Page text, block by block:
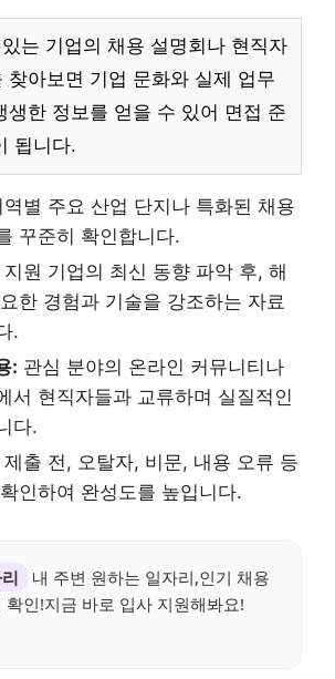
는 기업의 채용 설명회나 현직자
찾아보면 기업 문화와 실제 업무
생한 정보를 얻을 수 있어 면접 준
됩니다.
역별 주요 산업 단지나 특화된 채용
꾸준히 확인합니다.
지원 기업의 최신 동향 파악 후, 해
한 경험과 기술을 강조하는 자료
.
: 관심 분야의 온라인 커뮤니티나
서 현직자들과 교류하며 실질적인
다.
제출 전, 오탈자, 비문, 내용 오류 등
인하여 완성도를 높입니다.
내 주변 원하는 일자리,인기 채용
확인!지금 바로 입사 지원해봐요!